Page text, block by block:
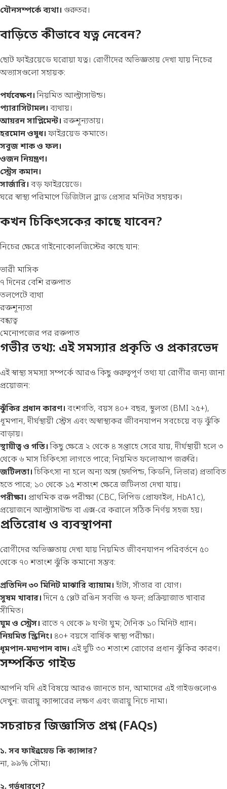
যৌনসম্পর্কে ব্যথা। গুরুতর।
বাড়িতে কীভাবে যত্ন নেবেন?
ছোট ফাইব্রয়েডে ঘরোয়া যত্ন। রোগীদের অভিজ্ঞতায় দেখা যায় নিচের
অভ্যাসগুলো সহায়ক:
পর্যবেক্ষণ।নিয়মিত আল্ট্রাসাউন্ড।
প্যারাসিটামল। ব্যথায়।
আয়রন সাপ্লিমেন্ট।রক্তশূন্যতায়।
হরমোন ওষুধ।ফাইব্রয়েড কমাতে।
সবুজ শাক ও ফল।
ওজন নিয়ন্ত্রণ।
স্ট্রেস কমান।
সার্জারি। বড় ফাইব্রয়েডে।
ঘরে স্বাস্থ্য পরিমাপেডিজিটাল ব্লাড প্রেসার মনিটরসহায়ক।
কখন চিকিৎসকের কাছে যাবেন?
নিচের ক্ষেত্রে গাইনোকোলজিস্টের কাছে যান:
ভারী মাসিক
৭ দিনের বেশি রক্তপাত
তলপেটে ব্যথা
রক্তশূন্যতা
বন্ধ্যত্ব
মেনোপজের পর রক্তপাত
গভীর তথ্য: এই সমস্যার প্রকৃতি ও প্রকারভেদ
এই স্বাস্থ্য সমস্যা সম্পর্কে আরও কিছু গুরুত্বপূর্ণ তথ্য যা রোগীর জন্য জানা
প্রয়োজন:
ঝুঁকির প্রধান কারণ। বংশগতি, বয়স ৪০+ বছর, স্থূলতা (BMI ২৫+),
ধূমপান, দীর্ঘস্থায়ী স্ট্রেস এবং অস্বাস্থ্যকর জীবনযাপন সবচেয়ে বড় ঝুঁকি
বাড়ায়।
স্থায়ীত্ব ও গতি।কিছু ক্ষেত্রে ২ থেকে ৪ সপ্তাহে সেরে যায়, দীর্ঘস্থায়ী হলে ৩
থেকে ৬ মাস চিকিৎসা লাগতে পারে; নিয়মিত ফলোআপ জরুরি।
জটিলতা।চিকিৎসা না হলে অন্য অঙ্গ (হৃদপিন্ড, কিডনি, লিভার) প্রভাবিত
হতে পারে; ১০ থেকে ১৫ শতাংশ ক্ষেত্রে জটিলতা দেখা যায়।
পরীক্ষা। প্রাথমিক রক্ত পরীক্ষা (CBC, লিপিড প্রোফাইল, HbA1c),
প্রয়োজনে আল্ট্রাসাউন্ড বা এক্স-রে করালে সঠিক নির্ণয় সহজ হয়।
প্রতিরোধ ও ব্যবস্থাপনা
রোগীদের অভিজ্ঞতায় দেখা যায় নিয়মিত জীবনযাপন পরিবর্তনে ৫০
থেকে ৭০ শতাংশ ঝুঁকি কমানো সম্ভব:
প্রতিদিন ৩০ মিনিট মাঝারি ব্যায়াম।হাঁটা, সাঁতার বা যোগ।
সুষম খাবার।দিনে ৫ প্লেট রঙিন সবজি ও ফল; প্রক্রিয়াজাত খাবার
সীমিত।
ঘুম ও স্ট্রেস।রাতে ৭ থেকে ৯ ঘণ্টা ঘুম; দৈনিক ১০ মিনিট ধ্যান।
নিয়মিত স্ক্রিনিং। ৪০+ বয়সে বার্ষিক স্বাস্থ্য পরীক্ষা।
ধূমপান-মদ্যপান বাদ। এই দুটি ৩০ শতাংশ রোগের প্রধান ঝুঁকির কারণ।
সম্পর্কিত গাইড
আপনি যদি এই বিষয়ে আরও জানতে চান, আমাদের এই গাইডগুলোও
দেখুন: জরায়ু ক্যান্সারের লক্ষণ এবংজরায়ু নিচে নামা।
সচরাচর জিজ্ঞাসিত প্রশ্ন (FAQs)
১. সব ফাইব্রয়েড কি ক্যান্সার?
না, ৯৯% সৌম্য।
২. গর্ভধারণে?